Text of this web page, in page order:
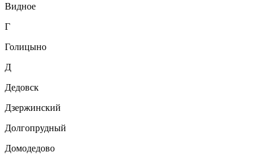
Видное
Г
Голицыно
Д
Дедовск
Дзержинский
Долгопрудный
Домодедово